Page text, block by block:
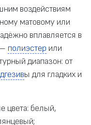
воздействиям
матовому или
вплавляется в
полиэстер или
диапазон: от
ы для гладких и
цвета: белый,